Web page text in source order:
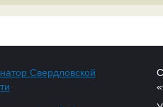
Свердловской